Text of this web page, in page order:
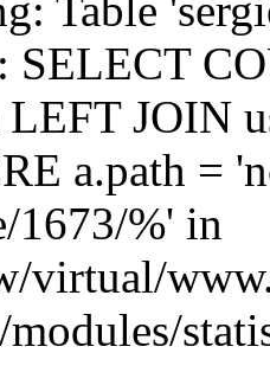
SELECT
LEFT JOIN
a.path =
1673/%' in
virtual/